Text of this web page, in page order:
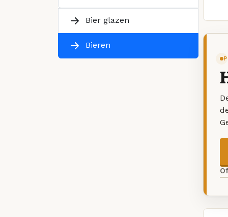
Bier glazen
Bieren